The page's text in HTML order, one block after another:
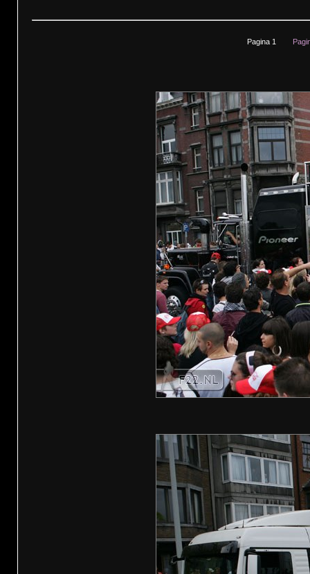
Pagina 1